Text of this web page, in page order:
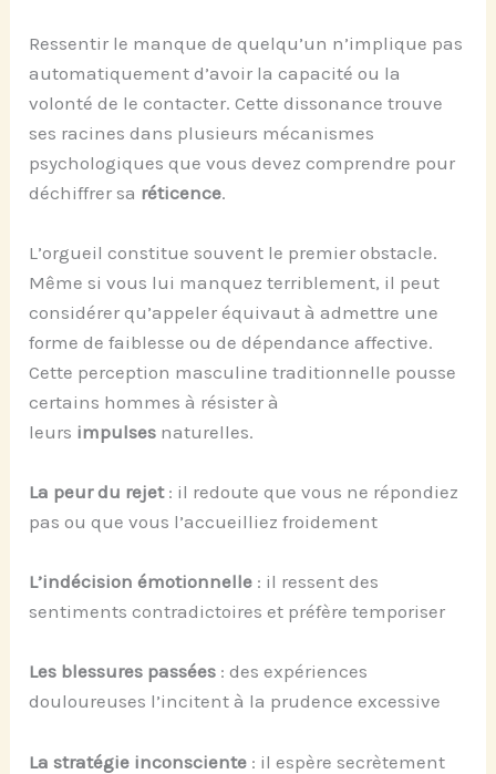
Ressentir le manque de quelqu’un n’implique pas
automatiquement d’avoir la capacité ou la
volonté de le contacter. Cette dissonance trouve
ses racines dans plusieurs mécanismes
psychologiques que vous devez comprendre pour
déchiffrer sa réticence.
L’orgueil constitue souvent le premier obstacle.
Même si vous lui manquez terriblement, il peut
considérer qu’appeler équivaut à admettre une
forme de faiblesse ou de dépendance affective.
Cette perception masculine traditionnelle pousse
certains hommes à résister à
leurs impulses naturelles.
La peur du rejet: il redoute que vous ne répondiez
pas ou que vous l’accueilliez froidement
L’indécision émotionnelle : il ressent des
sentiments contradictoires et préfère temporiser
Les blessures passées : des expériences
douloureuses l’incitent à la prudence excessive
La stratégie inconsciente : il espère secrètement